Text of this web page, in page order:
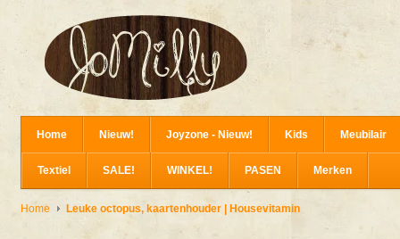
Home Nieuw! Joyzone - Nieuw! Kids Meubilair
Textiel SALE! WINKEL! PASEN Merken
Home Leuke octopus, kaartenhouder | Housevitamin